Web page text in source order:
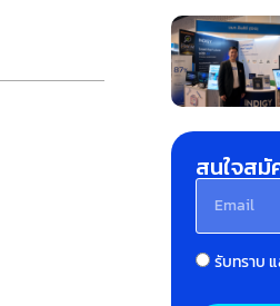
สนใจสมั
รับทราบ